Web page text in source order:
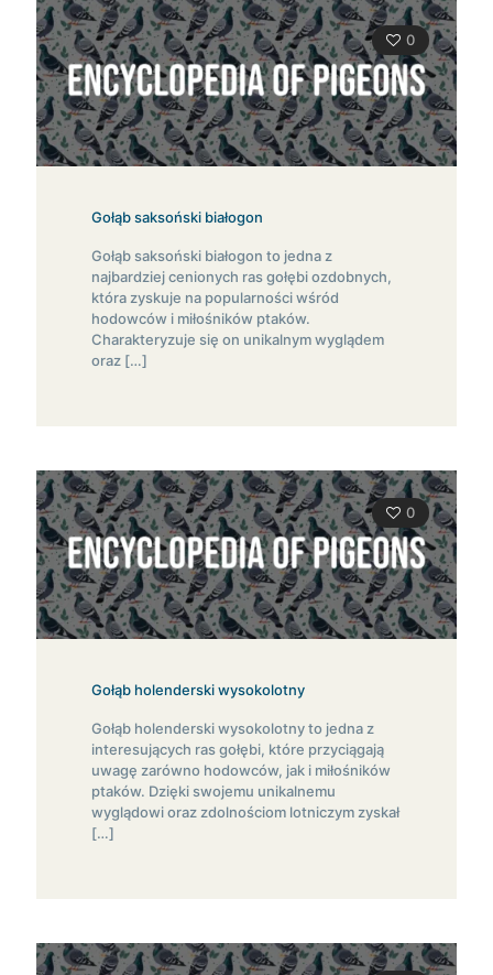
0
Gołąb saksoński białogon
Gołąb saksoński białogon to jedna z
najbardziej cenionych ras gołębi ozdobnych,
która zyskuje na popularności wśród
hodowców i miłośników ptaków.
Charakteryzuje się on unikalnym wyglądem
oraz […]
0
Gołąb holenderski wysokolotny
Gołąb holenderski wysokolotny to jedna z
interesujących ras gołębi, które przyciągają
uwagę zarówno hodowców, jak i miłośników
ptaków. Dzięki swojemu unikalnemu
wyglądowi oraz zdolnościom lotniczym zyskał
[…]